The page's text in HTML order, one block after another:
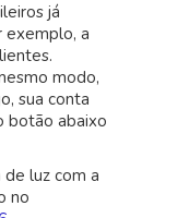
já
exemplo, a
modo,
sua conta
botão abaixo
luz com a
no